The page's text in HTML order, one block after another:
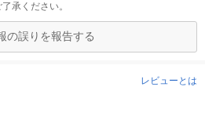
承ください。
の誤りを報告する
レビューとは